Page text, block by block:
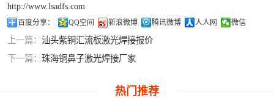
http://www.lsadfs.com
百度分享： QQ空间 新浪微博 腾讯微博 人人网 微信
上一篇： 汕头紫铜汇流板激光焊接报价
下一篇： 珠海铜鼻子激光焊接厂家
热门推荐
铝合金激光焊接
紫铜产品激光焊